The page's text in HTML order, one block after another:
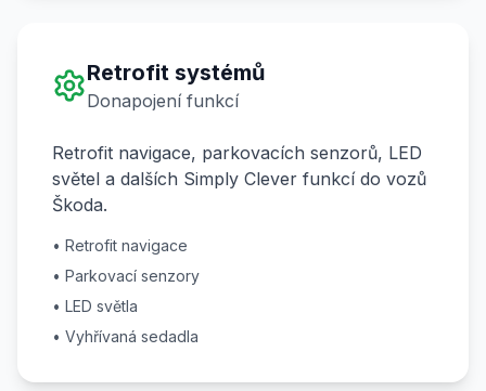
Retrofit systémů
Donapojení funkcí
Retrofit navigace, parkovacích senzorů, LED
světel a dalších Simply Clever funkcí do vozů
Škoda.
• Retrofit navigace
• Parkovací senzory
• LED světla
• Vyhřívaná sedadla